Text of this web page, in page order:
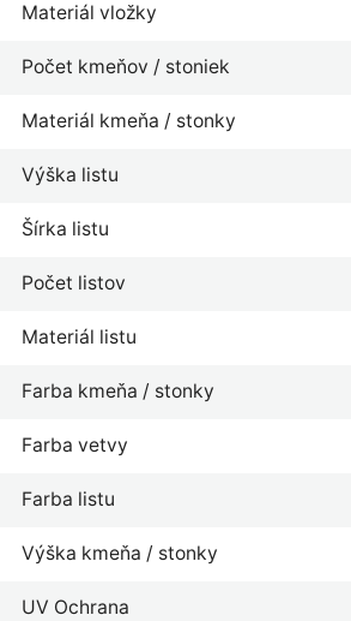
Materiál vložky
Počet kmeňov / stoniek
Materiál kmeňa / stonky
Výška listu
Šírka listu
Počet listov
Materiál listu
Farba kmeňa / stonky
Farba vetvy
Farba listu
Výška kmeňa / stonky
UV Ochrana